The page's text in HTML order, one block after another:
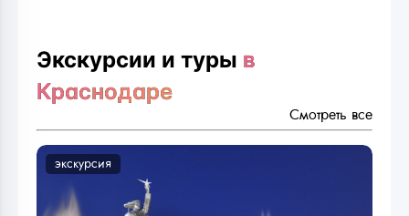
Экскурсии и туры в
Краснодаре
Смотреть все
экскурсия